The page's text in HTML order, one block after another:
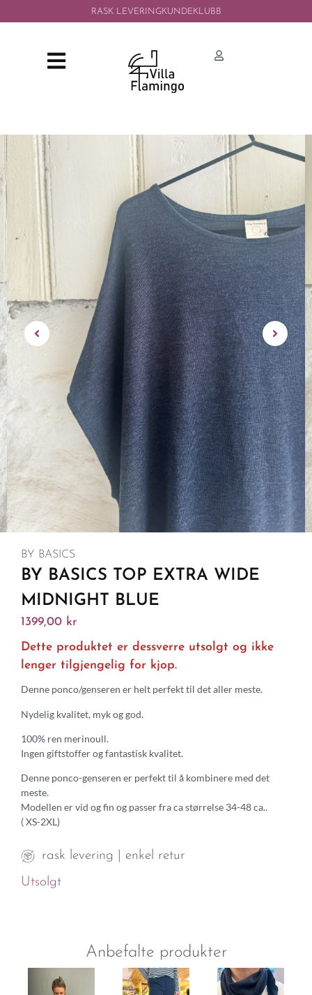
RASK LEVERINGKUNDEKLUBB
BY BASICS
BY BASICS TOP EXTRA WIDE
MIDNIGHT BLUE
1399,00 kr
Dette produktet er dessverre utsolgt og ikke
lenger tilgjengelig for kjop.
Denne ponco/genseren er helt perfekt til det aller meste.
Nydelig kvalitet, myk og god.
100% ren merinoull.
Ingen giftstoffer og fantastisk kvalitet.
Denne ponco-genseren er perfekt til å kombinere med det
meste.
Modellen er vid og fin og passer fra ca størrelse 34-48 ca..
( XS-2XL)
rask levering | enkel retur
Utsolgt
Anbefalte produkter